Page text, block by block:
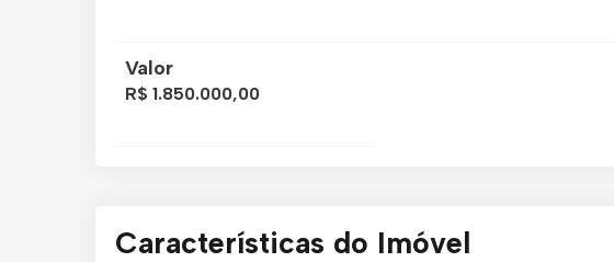
Valor
R$ 1.850.000,00
Características do Imóvel